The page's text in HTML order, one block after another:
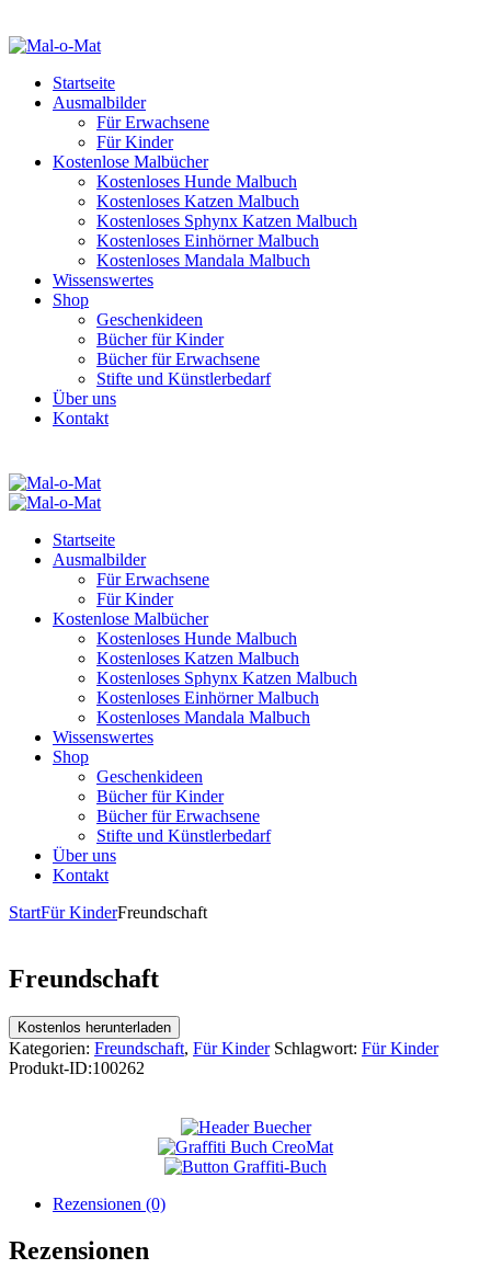
Startseite
Ausmalbilder
Für Erwachsene
Für Kinder
Kostenlose Malbücher
Kostenloses Hunde Malbuch
Kostenloses Katzen Malbuch
Kostenloses Sphynx Katzen Malbuch
Kostenloses Einhörner Malbuch
Kostenloses Mandala Malbuch
Wissenswertes
Shop
Geschenkideen
Bücher für Kinder
Bücher für Erwachsene
Stifte und Künstlerbedarf
Über uns
Kontakt
Startseite
Ausmalbilder
Für Erwachsene
Für Kinder
Kostenlose Malbücher
Kostenloses Hunde Malbuch
Kostenloses Katzen Malbuch
Kostenloses Sphynx Katzen Malbuch
Kostenloses Einhörner Malbuch
Kostenloses Mandala Malbuch
Wissenswertes
Shop
Geschenkideen
Bücher für Kinder
Bücher für Erwachsene
Stifte und Künstlerbedarf
Über uns
Kontakt
StartFür KinderFreundschaft
Freundschaft
Kostenlos herunterladen
Kategorien: Freundschaft, Für Kinder Schlagwort: Für Kinder
Produkt-ID:100262
Rezensionen (0)
Rezensionen